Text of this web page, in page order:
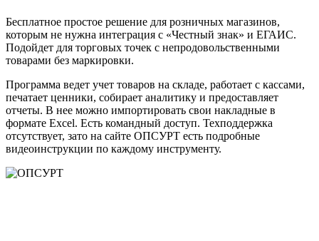
Бесплатное простое решение для розничных магазинов,
которым не нужна интеграция с «Честный знак» и ЕГАИС.
Подойдет для торговых точек с непродовольственными
товарами без маркировки.
Программа ведет учет товаров на складе, работает с кассами,
печатает ценники, собирает аналитику и предоставляет
отчеты. В нее можно импортировать свои накладные в
формате Excel. Есть командный доступ. Техподдержка
отсутствует, зато на сайте ОПСУРТ есть подробные
видеоинструкции по каждому инструменту.